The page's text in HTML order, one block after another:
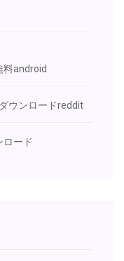
料android
ウンロードreddit
ロード